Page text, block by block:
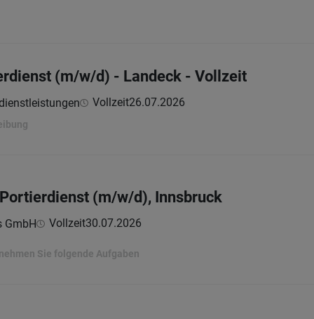
(m/w/d) - Landeck - Vollzeit
Vollzeit26.07.2026
(m/w/d), Innsbruck
GmbH Vollzeit30.07.2026
Sie folgende Aufgaben